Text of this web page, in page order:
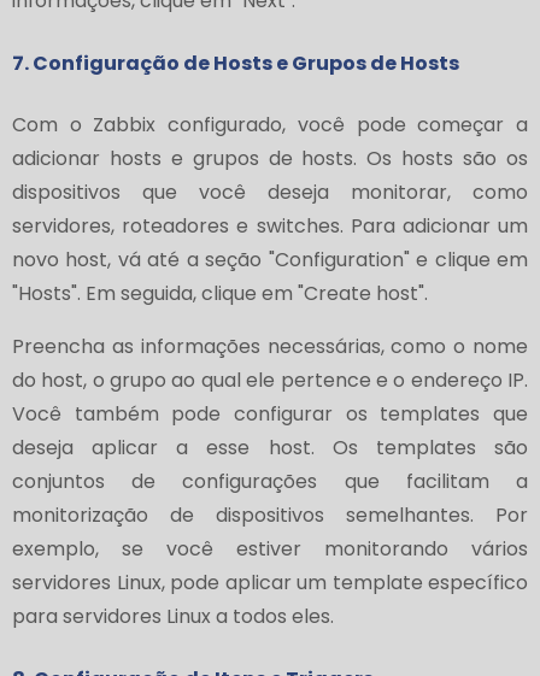
7. Configuração de Hosts e Grupos de Hosts
Com o Zabbix configurado, você pode começar a
adicionar hosts e grupos de hosts. Os hosts são os
dispositivos que você deseja monitorar, como
servidores, roteadores e switches. Para adicionar um
novo host, vá até a seção "Configuration" e clique em
"Hosts". Em seguida, clique em "Create host".
Preencha as informações necessárias, como o nome
do host, o grupo ao qual ele pertence e o endereço IP.
Você também pode configurar os templates que
deseja aplicar a esse host. Os templates são
conjuntos de configurações que facilitam a
monitorização de dispositivos semelhantes. Por
exemplo, se você estiver monitorando vários
servidores Linux, pode aplicar um template específico
para servidores Linux a todos eles.